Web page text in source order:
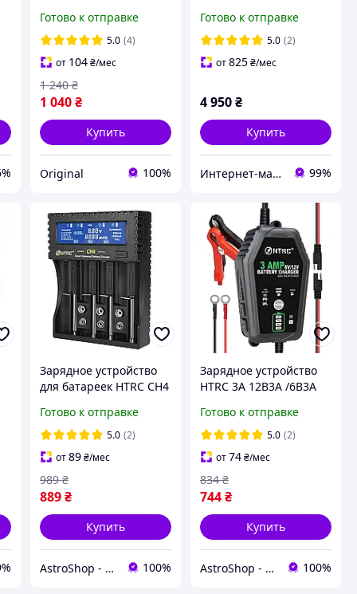
/24V5A для кислотных,
гелевых, AGM и
LiFePO4 аккумуляторов
Готово к отправке
5.0 (4)
от 104 ₴/мес
1 040 ₴
1 240 ₴
Купить
Original 100%
Готово к отправке
5.0 (2)
от825₴/мес
4 950₴
Купить
Интернет-магазин "RADIOMIR" 99%
Зарядное устройство
для батареек HTRC CH4
Cd
Готово к отправке
5.0 (2)
от89 ₴/мес
889 ₴
989 ₴
Купить
AstroShop - интернет-магазин электроники 100%
Зарядное устройство
HTRC 3A 12В3А /6В3А
гелевых, AGM и
LiFePO4 аккумуляторов
Готово к отправке
5.0 (2)
от74₴/мес
744₴
834 ₴
Купить
AstroShop - интернет-магазин электроники 100%